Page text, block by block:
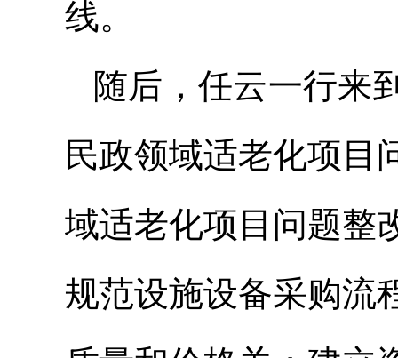
线。
随后，任云一行来
民政领域适老化项目
域适老化项目问题整
规范设施设备采购流